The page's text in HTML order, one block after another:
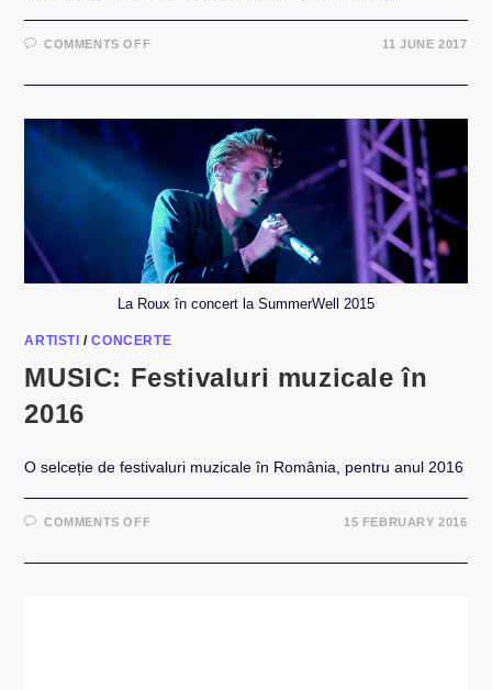
COMMENTS OFFON
PANDUTZU
11 JUNE 2017
La Roux în concert la SummerWell 2015
ARTISTI /CONCERTE
MUSIC: Festivaluri muzicale în
2016
O selceție de festivaluri muzicale în România, pentru anul 2016
COMMENTS OFFON
MUZICALE
15 FEBRUARY 2016